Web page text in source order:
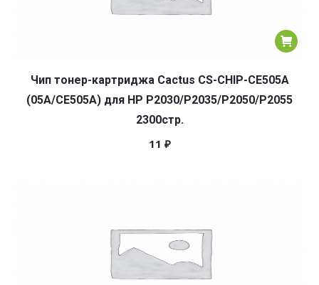
Чип тонер-картриджа Cactus CS-CHIP-CE505A
(05A/CE505A) для HP P2030/P2035/P2050/P2055
2300стр.
11 ₽